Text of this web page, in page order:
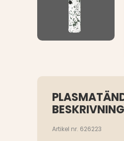
BESKRIVNING
Artikel nr. 626223